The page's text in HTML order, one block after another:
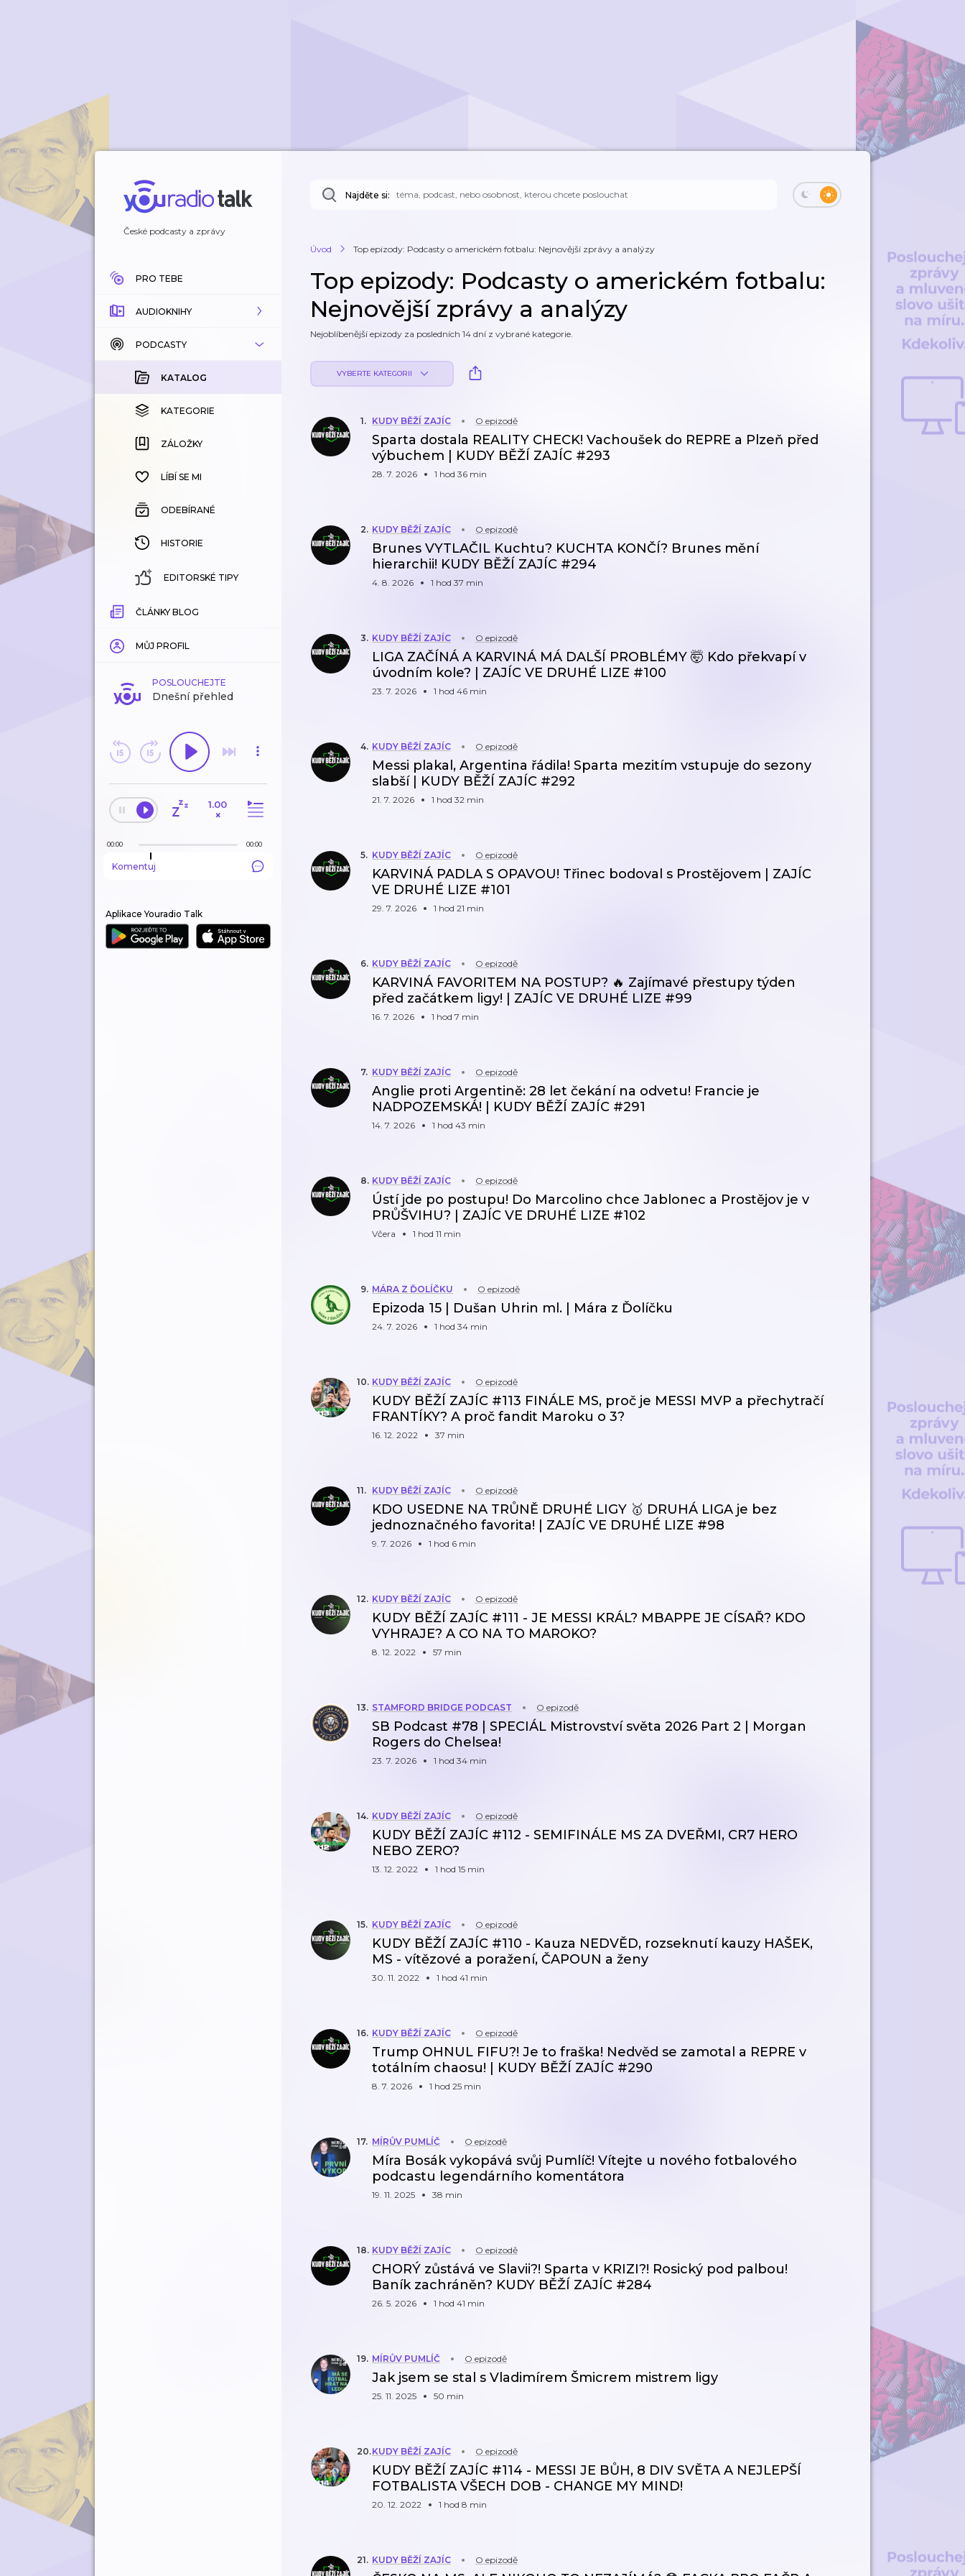
České podcasty a zprávy
PRO TEBE
AUDIOKNIHY
KATALOG
KOUPENÉ
KATEGORIE
ZÁLOŽKY
HISTORIE
PODCASTY
KATALOG
KATEGORIE
ZÁLOŽKY
LÍBÍ SE MI
ODEBÍRANÉ
HISTORIE
EDITORSKÉ TIPY
ČLÁNKY BLOG
MŮJ PROFIL
POSLOUCHEJTE
Dnešní přehled
1.00
×
00:00 00:00
Komentuj
Aplikace Youradio Talk
Najděte si:
Úvod Top epizody: Podcasty o americkém fotbalu: Nejnovější zprávy a analýzy
Top epizody: Podcasty o americkém fotbalu:
Nejnovější zprávy a analýzy
Nejoblíbenější epizody za posledních 14 dní z vybrané kategorie.
VYBERTE KATEGORII
1. KUDY BĚŽÍ ZAJÍC O epizodě
Sparta dostala REALITY CHECK! Vachoušek do REPRE a Plzeň před
výbuchem | KUDY BĚŽÍ ZAJÍC #293
28. 7. 2026 1 hod 36 min
2. KUDY BĚŽÍ ZAJÍC O epizodě
Brunes VYTLAČIL Kuchtu? KUCHTA KONČÍ? Brunes mění
hierarchii! KUDY BĚŽÍ ZAJÍC #294
4. 8. 2026 1 hod 37 min
3. KUDY BĚŽÍ ZAJÍC O epizodě
LIGA ZAČÍNÁ A KARVINÁ MÁ DALŠÍ PROBLÉMY 🤯 Kdo překvapí v
úvodním kole? | ZAJÍC VE DRUHÉ LIZE #100
23. 7. 2026 1 hod 46 min
4. KUDY BĚŽÍ ZAJÍC O epizodě
Messi plakal, Argentina řádila! Sparta mezitím vstupuje do sezony
slabší | KUDY BĚŽÍ ZAJÍC #292
21. 7. 2026 1 hod 32 min
5. KUDY BĚŽÍ ZAJÍC O epizodě
KARVINÁ PADLA S OPAVOU! Třinec bodoval s Prostějovem | ZAJÍC
VE DRUHÉ LIZE #101
29. 7. 2026 1 hod 21 min
6. KUDY BĚŽÍ ZAJÍC O epizodě
KARVINÁ FAVORITEM NA POSTUP? 🔥 Zajímavé přestupy týden
před začátkem ligy! | ZAJÍC VE DRUHÉ LIZE #99
16. 7. 2026 1 hod 7 min
7. KUDY BĚŽÍ ZAJÍC O epizodě
Anglie proti Argentině: 28 let čekání na odvetu! Francie je
NADPOZEMSKÁ! | KUDY BĚŽÍ ZAJÍC #291
14. 7. 2026 1 hod 43 min
8. KUDY BĚŽÍ ZAJÍC O epizodě
Ústí jde po postupu! Do Marcolino chce Jablonec a Prostějov je v
PRŮŠVIHU? | ZAJÍC VE DRUHÉ LIZE #102
Včera 1 hod 11 min
9. MÁRA Z ĎOLÍČKU O epizodě
Epizoda 15 | Dušan Uhrin ml. | Mára z Ďolíčku
24. 7. 2026 1 hod 34 min
10. KUDY BĚŽÍ ZAJÍC O epizodě
KUDY BĚŽÍ ZAJÍC #113 FINÁLE MS, proč je MESSI MVP a přechytračí
FRANTÍKY? A proč fandit Maroku o 3?
16. 12. 2022 37 min
11. KUDY BĚŽÍ ZAJÍC O epizodě
KDO USEDNE NA TRŮNĚ DRUHÉ LIGY 🥇 DRUHÁ LIGA je bez
jednoznačného favorita! | ZAJÍC VE DRUHÉ LIZE #98
9. 7. 2026 1 hod 6 min
12. KUDY BĚŽÍ ZAJÍC O epizodě
KUDY BĚŽÍ ZAJÍC #111 - JE MESSI KRÁL? MBAPPE JE CÍSAŘ? KDO
VYHRAJE? A CO NA TO MAROKO?
8. 12. 2022 57 min
13. STAMFORD BRIDGE PODCAST O epizodě
SB Podcast #78 | SPECIÁL Mistrovství světa 2026 Part 2 | Morgan
Rogers do Chelsea!
23. 7. 2026 1 hod 34 min
14. KUDY BĚŽÍ ZAJÍC O epizodě
KUDY BĚŽÍ ZAJÍC #112 - SEMIFINÁLE MS ZA DVEŘMI, CR7 HERO
NEBO ZERO?
13. 12. 2022 1 hod 15 min
15. KUDY BĚŽÍ ZAJÍC O epizodě
KUDY BĚŽÍ ZAJÍC #110 - Kauza NEDVĚD, rozseknutí kauzy HAŠEK,
MS - vítězové a poražení, ČAPOUN a ženy
30. 11. 2022 1 hod 41 min
16. KUDY BĚŽÍ ZAJÍC O epizodě
Trump OHNUL FIFU?! Je to fraška! Nedvěd se zamotal a REPRE v
totálním chaosu! | KUDY BĚŽÍ ZAJÍC #290
8. 7. 2026 1 hod 25 min
17. MÍRŮV PUMLÍČ O epizodě
Míra Bosák vykopává svůj Pumlíč! Vítejte u nového fotbalového
podcastu legendárního komentátora
19. 11. 2025 38 min
18. KUDY BĚŽÍ ZAJÍC O epizodě
CHORÝ zůstává ve Slavii?! Sparta v KRIZI?! Rosický pod palbou!
Baník zachráněn? KUDY BĚŽÍ ZAJÍC #284
26. 5. 2026 1 hod 41 min
19. MÍRŮV PUMLÍČ O epizodě
Jak jsem se stal s Vladimírem Šmicrem mistrem ligy
25. 11. 2025 50 min
20.KUDY BĚŽÍ ZAJÍC O epizodě
KUDY BĚŽÍ ZAJÍC #114 - MESSI JE BŮH, 8 DIV SVĚTA A NEJLEPŠÍ
FOTBALISTA VŠECH DOB - CHANGE MY MIND!
20. 12. 2022 1 hod 8 min
21. KUDY BĚŽÍ ZAJÍC O epizodě